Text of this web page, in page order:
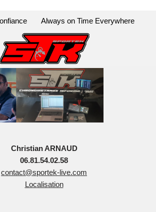
Always on Time Everywhere
Christian ARNAUD
06.81.54.02.58
contact@sportek-live.com
Localisation